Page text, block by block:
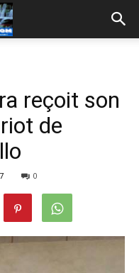
reçoit son
de
0